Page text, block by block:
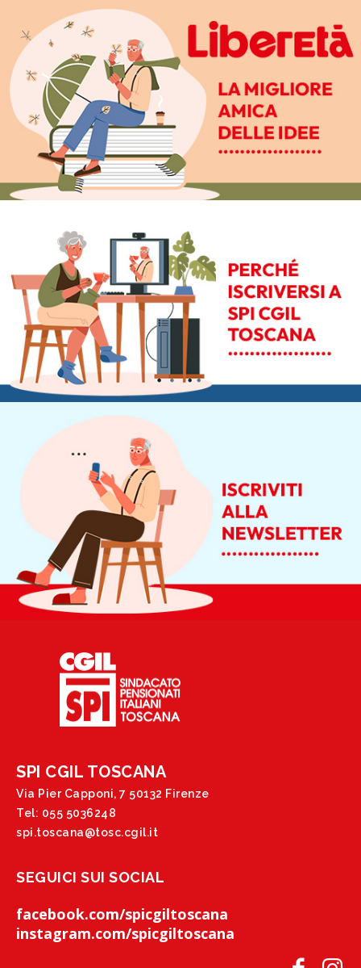
SPI CGIL TOSCANA
Via Pier Capponi, 7 50132 Firenze
Tel: 055 5036248
spi.toscana@tosc.cgil.it
SEGUICI SUI SOCIAL
facebook.com/spicgiltoscana
instagram.com/spicgiltoscana